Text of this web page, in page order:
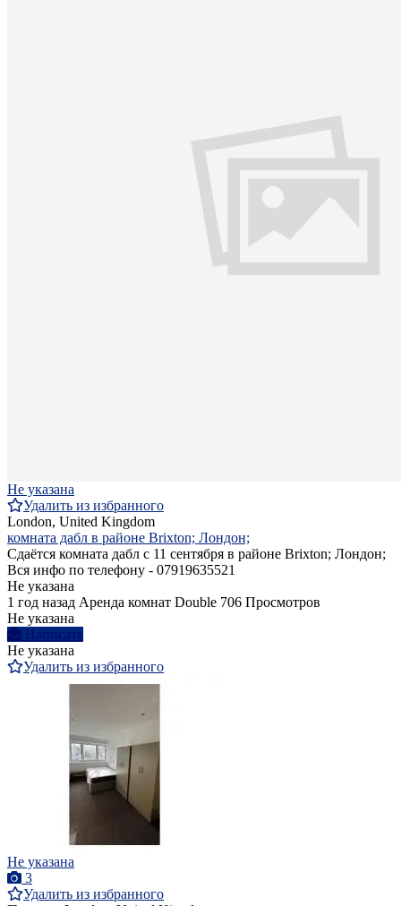
Не указана
Удалить из избранного
London, United Kingdom
комната дабл в районе Brixton; Лондон;
Сдаётся комната дабл с 11 сентября в районе Brixton; Лондон;
Вся инфо по телефону - 07919635521
Не указана
1 год назад Аренда комнат Double 706 Просмотров
Не указана
Написать
Не указана
Удалить из избранного
Не указана
3
Удалить из избранного